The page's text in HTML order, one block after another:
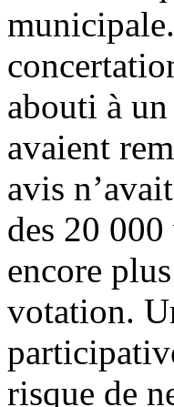
abouti à
avaient
avis
des 20 000
encore
votation.
risque de